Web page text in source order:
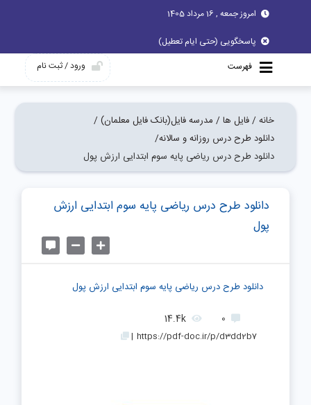
امروز جمعه , 16 مرداد 1405
پاسخگویی (حتی ایام تعطیل)
فهرست
ورود / ثبت نام
خانه / فایل ها / مدرسه فایل(بانک فایل معلمان) /
دانلود طرح درس روزانه و سالانه/
دانلود طرح درس ریاضی پایه سوم ابتدایی ارزش پول
دانلود طرح درس ریاضی پایه سوم ابتدایی ارزش
پول
دانلود طرح درس ریاضی پایه سوم ابتدایی ارزش پول
0
14.4k
https://pdf-doc.ir/p/d3dd2b7
|